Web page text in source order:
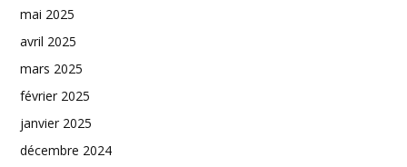
mai 2025
avril 2025
mars 2025
février 2025
janvier 2025
décembre 2024